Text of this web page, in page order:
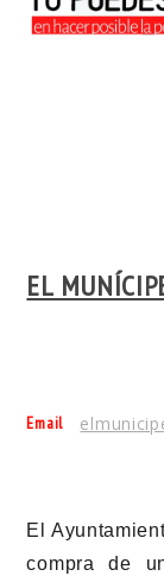
EL
Email
El
compra de